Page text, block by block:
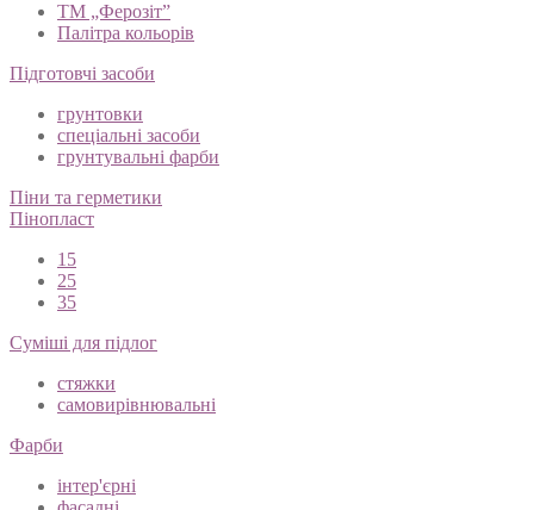
ТМ „Ферозіт”
Палітра кольорів
Підготовчі засоби
грунтовки
спеціальні засоби
грунтувальні фарби
Піни та герметики
Пінопласт
15
25
35
Суміші для підлог
стяжки
самовирівнювальні
Фарби
інтер'єрні